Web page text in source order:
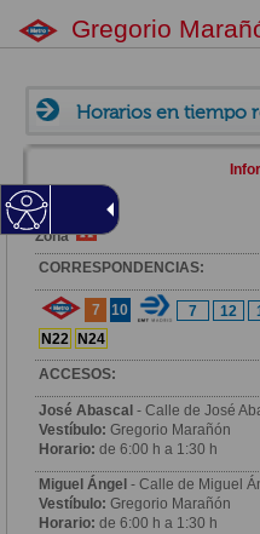
Gregorio
Horarios en tiempo
Zona
CORRESPONDENCIAS:
7 10 7 12
N22 N24
ACCESOS:
José Abascal - Calle de José
Vestíbulo: Gregorio Marañón
Horario: de 6:00 h a 1:30 h
Miguel Ángel - Calle de Miguel
Vestíbulo: Gregorio Marañón
Horario: de 6:00 h a 1:30 h